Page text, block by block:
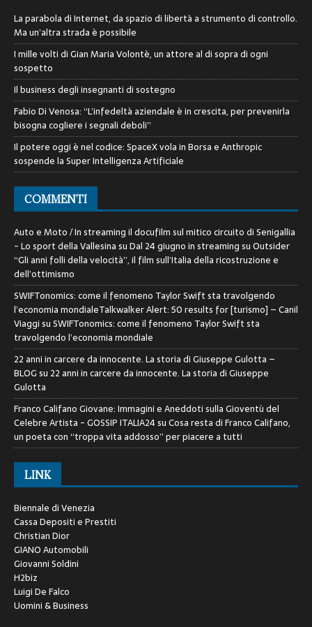
La parabola di Internet, da spazio di libertà a strumento di controllo.
Ma un’altra strada è possibile
I mille volti di Gian Maria Volontè, un attore al di sopra di ogni
sospetto
Il business degli insegnanti di sostegno
Fabio Di Venosa: “L’infedeltà aziendale è in crescita, per prevenirla
bisogna cogliere i segnali deboli”
Il potere oggi è nel codice: SpaceX vola in Borsa e Anthropic
sospende la Super Intelligenza Artificiale
COMMENTI
Auto e Moto / In streaming il docufilm sul mitico circuito di Senigallia
- Lo sport della VallesinasuDal 24 giugno in streaming su Outsider
“Gli anni folli della velocità”, il film sull’Italia della ricostruzione e
dell’ottimismo
SWIFTonomics: come il fenomeno Taylor Swift sta travolgendo
l’economia mondialeTalkwalker Alert: 50 results for [turismo] – Canil
ViaggisuSWIFTonomics: come il fenomeno Taylor Swift sta
travolgendo l’economia mondiale
22 anni in carcere da innocente. La storia di Giuseppe Gulotta –
BLOGsu 22 anni in carcere da innocente. La storia di Giuseppe
Gulotta
Franco Califano Giovane: Immagini e Aneddoti sulla Gioventù del
Celebre Artista - GOSSIP ITALIA24suCosa resta di Franco Califano,
un poeta con “troppa vita addosso” per piacere a tutti
LINK
Biennale di Venezia
Cassa Depositi e Prestiti
Christian Dior
GIANO Automobili
Giovanni Soldini
H2biz
Luigi De Falco
Uomini & Business